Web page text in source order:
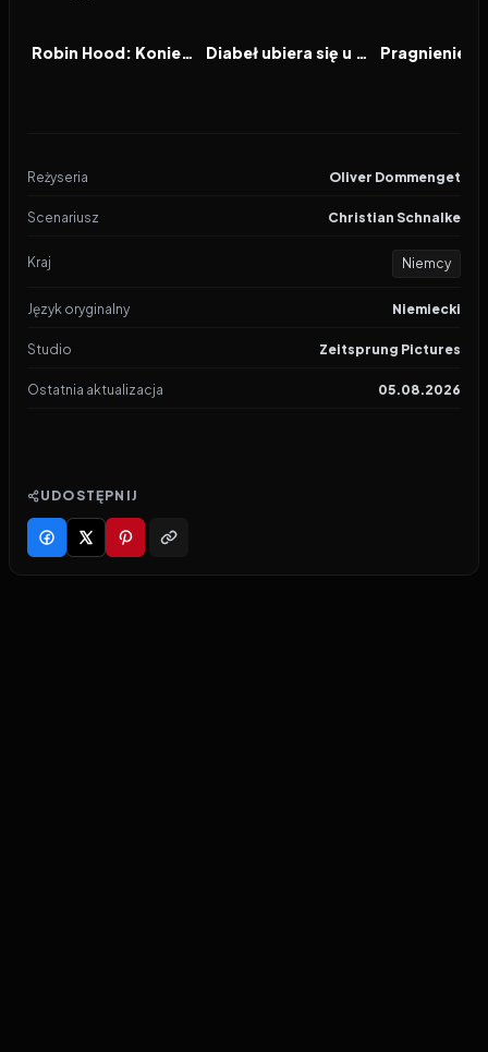
FILM Robin Hood: Koniec legendy FILM Diabeł ubiera się u Prady 2 FILM
Pragnienie
Reżyseria Oliver Dommenget
Scenariusz Christian Schnalke
Kraj Niemcy
Język oryginalny Niemiecki
Studio Zeitsprung Pictures
Ostatnia aktualizacja 05.08.2026
UDOSTĘPNIJ